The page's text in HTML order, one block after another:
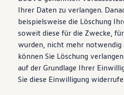
Ihrer Daten zu verlangen.
beispielsweise die Löschung
soweit diese für die Zwecke,
wurden, nicht mehr notwendig
können Sie Löschung
auf der Grundlage Ihrer
Sie diese Einwilligung